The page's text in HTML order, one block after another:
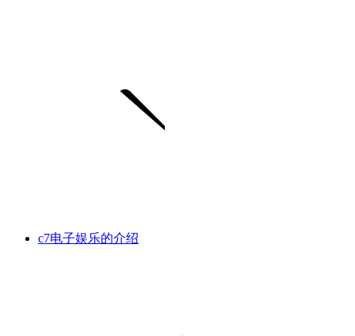
c7电子娱乐的介绍